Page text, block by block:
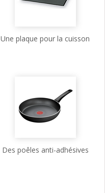
Une plaque pour la cuisson
Des poêles anti-adhésives